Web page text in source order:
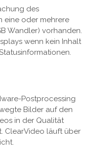
des
eine oder mehrere
Wandler) vorhanden.
wenn kein Inhalt
Postprocessing
Bilder auf den
in der Qualität
ClearVideo läuft über